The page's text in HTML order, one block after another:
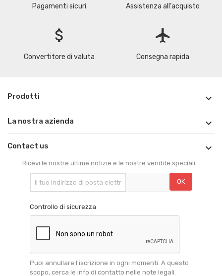
Pagamenti sicuri Assistenza all'acquisto
attach_money
Convertitore di valuta
flight
Consegna rapida
Prodotti 
La nostra azienda 
Contact us 
Ricevi le nostre ultime notizie e le nostre vendite speciali
Controllo di sicurezza
Puoi annullare l'iscrizione in ogni momenti. A questo
scopo, cerca le info di contatto nelle note legali.